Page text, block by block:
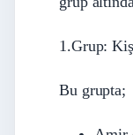
1.Grup:
Bu grupta;